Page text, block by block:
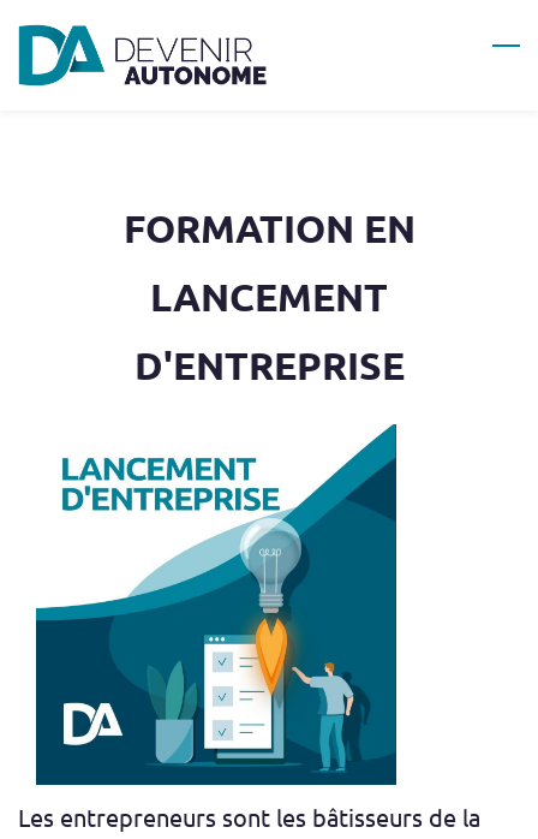
main
FORMATION EN
LANCEMENT
D'ENTREPRISE
Les entrepreneurs sont les bâtisseurs de la